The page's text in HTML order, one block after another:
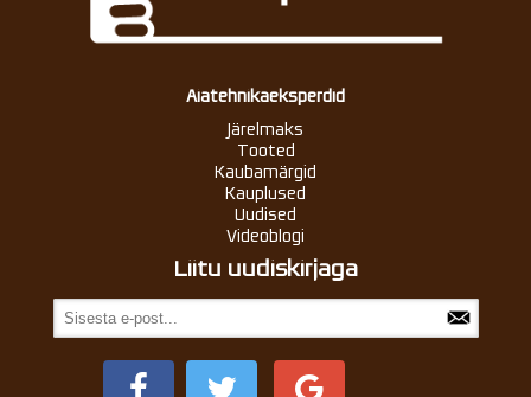
Aiatehnikaeksperdid
Järelmaks
Tooted
Kaubamärgid
Kauplused
Uudised
Videoblogi
Liitu uudiskirjaga